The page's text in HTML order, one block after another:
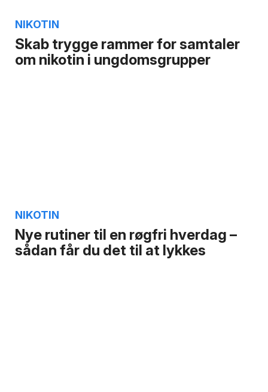
Skab trygge rammer for samtaler
om nikotin i ungdomsgrupper
NIKOTIN
Nye rutiner til en røgfri hverdag –
sådan får du det til at lykkes
NIKOTIN